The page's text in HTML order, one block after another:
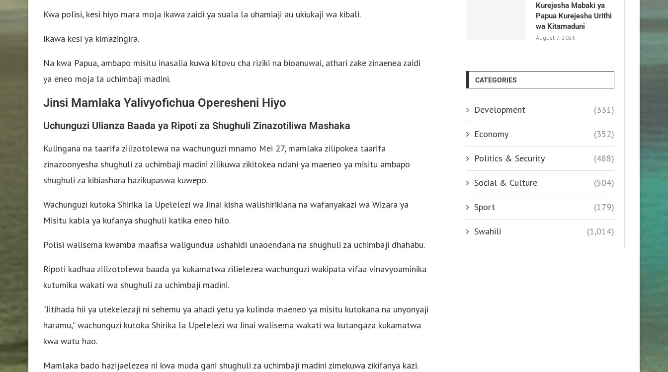
Kwa polisi, kesi hiyo mara moja ikawa zaidi ya suala la uhamiaji au ukiukaji wa kibali.
Ikawa kesi ya kimazingira.
Na kwa Papua, ambapo misitu inasalia kuwa kitovu cha riziki na bioanuwai, athari zake zinaenea zaidi
ya eneo moja la uchimbaji madini.
Jinsi Mamlaka Yalivyofichua Operesheni Hiyo
Uchunguzi Ulianza Baada ya Ripoti za Shughuli Zinazotiliwa Mashaka
Kulingana na taarifa zilizotolewa na wachunguzi mnamo Mei 27, mamlaka zilipokea taarifa
zinazoonyesha shughuli za uchimbaji madini zilikuwa zikitokea ndani ya maeneo ya misitu ambapo
shughuli za kibiashara hazikupaswa kuwepo.
Wachunguzi kutoka Shirika la Upelelezi wa Jinai kisha walishirikiana na wafanyakazi wa Wizara ya
Misitu kabla ya kufanya shughuli katika eneo hilo.
Polisi walisema kwamba maafisa waligundua ushahidi unaoendana na shughuli za uchimbaji dhahabu.
Ripoti kadhaa zilizotolewa baada ya kukamatwa zilielezea wachunguzi wakipata vifaa vinavyoaminika
kutumika wakati wa shughuli za uchimbaji madini.
“Jitihada hii ya utekelezaji ni sehemu ya ahadi yetu ya kulinda maeneo ya misitu kutokana na unyonyaji
haramu,” wachunguzi kutoka Shirika la Upelelezi wa Jinai walisema wakati wa kutangaza kukamatwa
kwa watu hao.
Mamlaka bado hazijaelezea ni kwa muda gani shughuli za uchimbaji madini zimekuwa zikifanya kazi.
Kurejesha Mabaki ya
Papua Kurejesha Urithi
wa Kitamaduni
August 7, 2026
CATEGORIES
Development (331)
Economy (352)
Politics & Security (488)
Social & Culture (504)
Sport (179)
Swahili (1,014)